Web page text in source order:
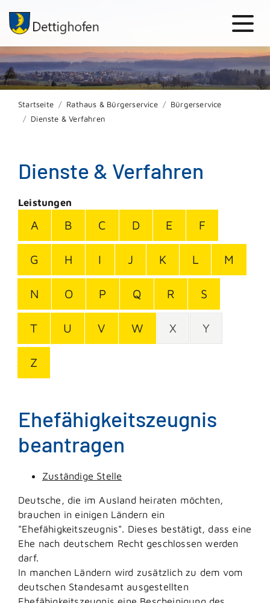
Startseite Rathaus & Bürgerservice
Bürgerservice
Dienste & Verfahren
Dienste & Verfahren
Leistungen
A B C D E F
G H I J K L M
N O P Q R S
T U V W X Y
Z
Ehefähigkeitszeugnis
beantragen
Zuständige Stelle
Deutsche, die im Ausland heiraten möchten,
brauchen in einigen Ländern ein
"Ehefähigkeitszeugnis". Dieses bestätigt, dass eine
Ehe nach deutschem Recht geschlossen werden
darf.
In manchen Ländern wird zusätzlich zu dem vom
deutschen Standesamt ausgestellten